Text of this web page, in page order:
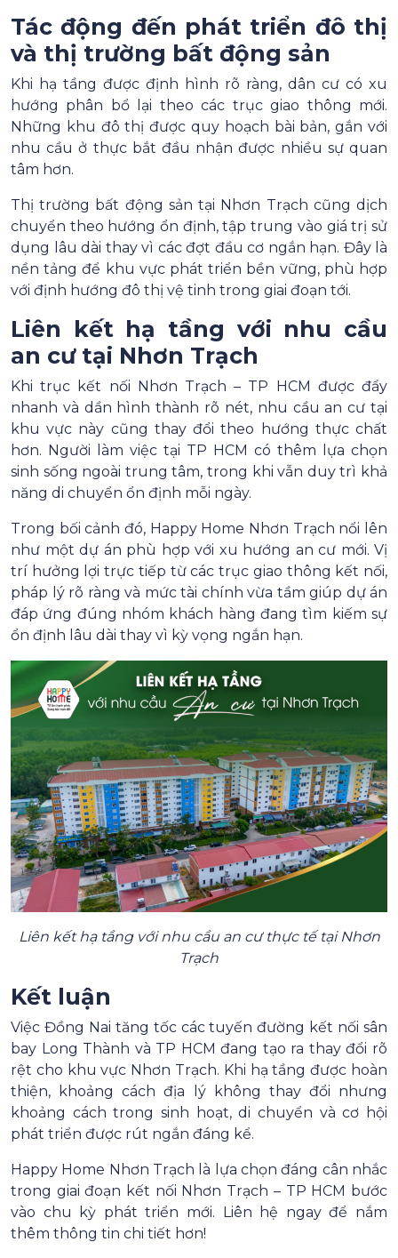
Tác động đến phát triển đô thị
và thị trường bất động sản
Khi hạ tầng được định hình rõ ràng, dân cư có xu
hướng phân bổ lại theo các trục giao thông mới.
Những khu đô thị được quy hoạch bài bản, gắn với
nhu cầu ở thực bắt đầu nhận được nhiều sự quan
tâm hơn.
Thị trường bất động sản tại Nhơn Trạch cũng dịch
chuyển theo hướng ổn định, tập trung vào giá trị sử
dụng lâu dài thay vì các đợt đầu cơ ngắn hạn. Đây là
nền tảng để khu vực phát triển bền vững, phù hợp
với định hướng đô thị vệ tinh trong giai đoạn tới.
Liên kết hạ tầng với nhu cầu
an cư tại Nhơn Trạch
Khi trục kết nối Nhơn Trạch – TP HCM được đẩy
nhanh và dần hình thành rõ nét, nhu cầu an cư tại
khu vực này cũng thay đổi theo hướng thực chất
hơn. Người làm việc tại TP HCM có thêm lựa chọn
sinh sống ngoài trung tâm, trong khi vẫn duy trì khả
năng di chuyển ổn định mỗi ngày.
Trong bối cảnh đó, Happy Home Nhơn Trạch nổi lên
như một dự án phù hợp với xu hướng an cư mới. Vị
trí hưởng lợi trực tiếp từ các trục giao thông kết nối,
pháp lý rõ ràng và mức tài chính vừa tầm giúp dự án
đáp ứng đúng nhóm khách hàng đang tìm kiếm sự
ổn định lâu dài thay vì kỳ vọng ngắn hạn.
Liên kết hạ tầng với nhu cầu an cư thực tế tại Nhơn
Trạch
Kết luận
Việc Đồng Nai tăng tốc các tuyến đường kết nối sân
bay Long Thành và TP HCM đang tạo ra thay đổi rõ
rệt cho khu vực Nhơn Trạch. Khi hạ tầng được hoàn
thiện, khoảng cách địa lý không thay đổi nhưng
khoảng cách trong sinh hoạt, di chuyển và cơ hội
phát triển được rút ngắn đáng kể.
Happy Home Nhơn Trạch là lựa chọn đáng cân nhắc
trong giai đoạn kết nối Nhơn Trạch – TP HCM bước
vào chu kỳ phát triển mới. Liên hệ ngay để nắm
thêm thông tin chi tiết hơn!